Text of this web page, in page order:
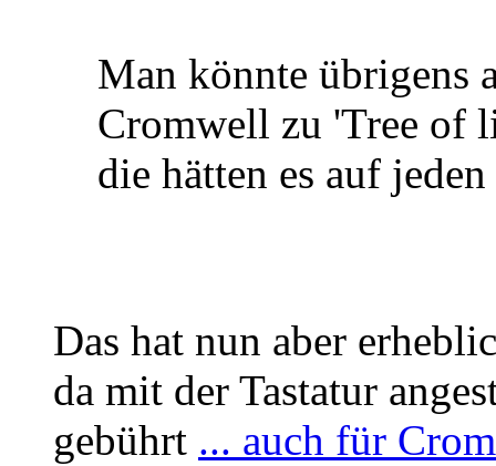
Man könnte übrigens
Cromwell zu 'Tree of
die hätten es auf
Das hat nun aber
da mit der Tastatur
gebührt ... auch für